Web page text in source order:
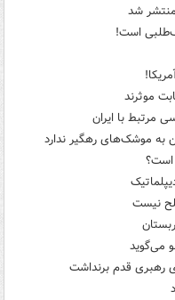
شد
است!
موثرند
مرتبط با ایران
به موشک‌های رهگیر ندارد
است؟
نیست
می‌گوید
رهبری قدم برنداشت